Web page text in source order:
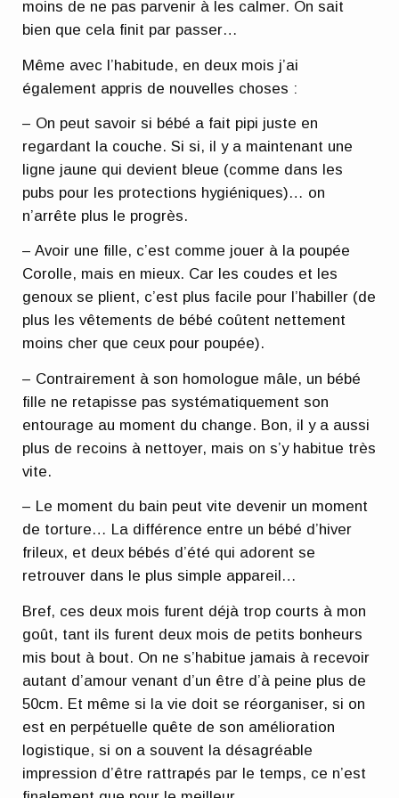
moins de ne pas parvenir à les calmer. On sait
bien que cela finit par passer…
Même avec l’habitude, en deux mois j’ai
également appris de nouvelles choses :
– On peut savoir si bébé a fait pipi juste en
regardant la couche. Si si, il y a maintenant une
ligne jaune qui devient bleue (comme dans les
pubs pour les protections hygiéniques)… on
n’arrête plus le progrès.
– Avoir une fille, c’est comme jouer à la poupée
Corolle, mais en mieux. Car les coudes et les
genoux se plient, c’est plus facile pour l’habiller (de
plus les vêtements de bébé coûtent nettement
moins cher que ceux pour poupée).
– Contrairement à son homologue mâle, un bébé
fille ne retapisse pas systématiquement son
entourage au moment du change. Bon, il y a aussi
plus de recoins à nettoyer, mais on s’y habitue très
vite.
– Le moment du bain peut vite devenir un moment
de torture… La différence entre un bébé d’hiver
frileux, et deux bébés d’été qui adorent se
retrouver dans le plus simple appareil…
Bref, ces deux mois furent déjà trop courts à mon
goût, tant ils furent deux mois de petits bonheurs
mis bout à bout. On ne s’habitue jamais à recevoir
autant d’amour venant d’un être d’à peine plus de
50cm. Et même si la vie doit se réorganiser, si on
est en perpétuelle quête de son amélioration
logistique, si on a souvent la désagréable
impression d’être rattrapés par le temps, ce n’est